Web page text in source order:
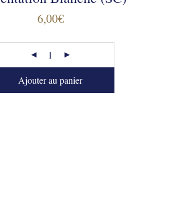
6,00€
Ajouter au panier